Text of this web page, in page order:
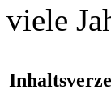
viele